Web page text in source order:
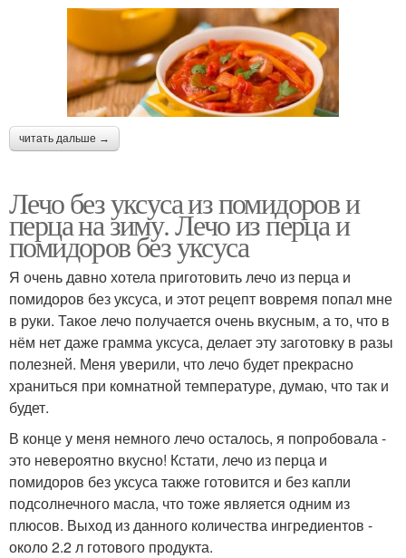
читать дальше →
Лечо без уксуса из помидоров и
перца на зиму. Лечо из перца и
помидоров без уксуса
Я очень давно хотела приготовить лечо из перца и
помидоров без уксуса, и этот рецепт вовремя попал мне
в руки. Такое лечо получается очень вкусным, а то, что в
нём нет даже грамма уксуса, делает эту заготовку в разы
полезней. Меня уверили, что лечо будет прекрасно
храниться при комнатной температуре, думаю, что так и
будет.
В конце у меня немного лечо осталось, я попробовала -
это невероятно вкусно! Кстати, лечо из перца и
помидоров без уксуса также готовится и без капли
подсолнечного масла, что тоже является одним из
плюсов. Выход из данного количества ингредиентов -
около 2.2 л готового продукта.